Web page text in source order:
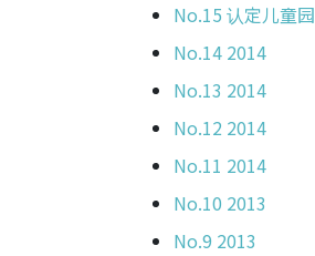
No.15 认定儿童园
No.14 2014
No.13 2014
No.12 2014
No.11 2014
No.10 2013
No.9 2013